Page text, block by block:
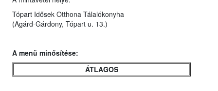
Tópart Idősek Otthona Tálalókonyha
(Agárd-Gárdony, Tópart u. 13.)
A menü minősítése:
ÁTLAGOS